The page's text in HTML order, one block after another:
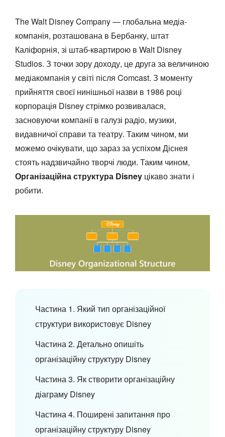
The Walt Disney Company — глобальна медіа-
компанія, розташована в Бербанку, штат
Каліфорнія, зі штаб-квартирою в Walt Disney
Studios. З точки зору доходу, це друга за величиною
медіакомпанія у світі після Comcast. З моменту
прийняття своєї нинішньої назви в 1986 році
корпорація Disney стрімко розвивалася,
засновуючи компанії в галузі радіо, музики,
видавничої справи та театру. Таким чином, ми
можемо очікувати, що зараз за успіхом Діснея
стоять надзвичайно творчі люди. Таким чином,
Організаційна структура Disney цікаво знати і
робити.
Частина 1. Який тип організаційної
структури використовує Disney
Частина 2. Детально опишіть
організаційну структуру Disney
Частина 3. Як створити організаційну
діаграму Disney
Частина 4. Поширені запитання про
організаційну структуру Disney